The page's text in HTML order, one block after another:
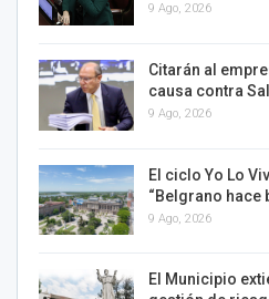
9 Ago, 2026
Citarán al
causa contra
9 Ago, 2026
El ciclo Yo Lo
“Belgrano hace
9 Ago, 2026
El Municipio